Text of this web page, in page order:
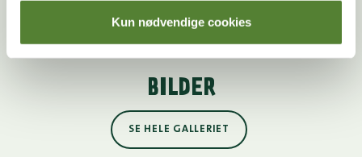
Kun nødvendige cookies
BILDER
SE HELE GALLERIET